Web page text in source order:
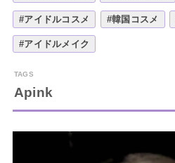
#アイドルコスメ #韓国コスメ
#アイドルメイク
Apink